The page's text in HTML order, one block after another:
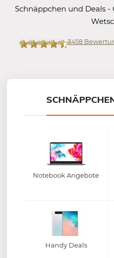
Schnäppchen und Deals
3458
Notebook Angebote
Handy Deals